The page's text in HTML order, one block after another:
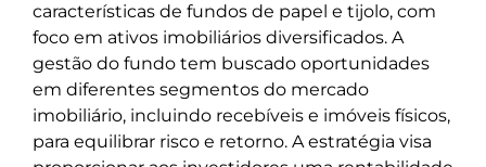
características de fundos de papel e tijolo, com
foco em ativos imobiliários diversificados. A
gestão do fundo tem buscado oportunidades
em diferentes segmentos do mercado
imobiliário, incluindo recebíveis e imóveis físicos,
para equilibrar risco e retorno. A estratégia visa